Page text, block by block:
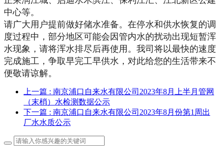
中心等。
请广大用户提前做好储水准备。在停水和供水恢复的调
度过程中，部分地区可能会因管内水的扰动出现短暂浑
水现象，请将浑水排尽后再使用。我司将以最快的速度
完成施工，争取早完工早供水，对此给您的生活带来不
便敬请谅解。
上一篇 : 南京浦口自来水有限公司2023年8月上半月管网
（末梢）水检测数据公示
下一篇 : 南京浦口自来水有限公司2023年8月份第1周出
厂水水质公示